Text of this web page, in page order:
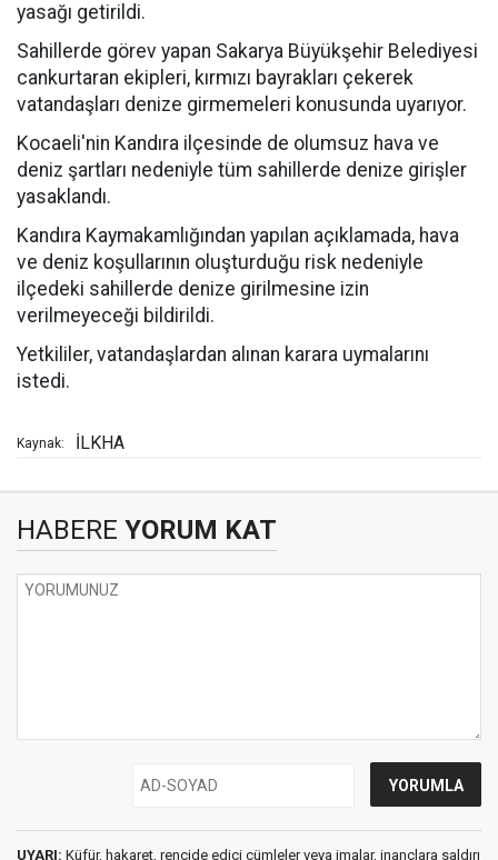
yasağı getirildi.
Sahillerde görev yapan Sakarya Büyükşehir Belediyesi
cankurtaran ekipleri, kırmızı bayrakları çekerek
vatandaşları denize girmemeleri konusunda uyarıyor.
Kocaeli'nin Kandıra ilçesinde de olumsuz hava ve
deniz şartları nedeniyle tüm sahillerde denize girişler
yasaklandı.
Kandıra Kaymakamlığından yapılan açıklamada, hava
ve deniz koşullarının oluşturduğu risk nedeniyle
ilçedeki sahillerde denize girilmesine izin
verilmeyeceği bildirildi.
Yetkililer, vatandaşlardan alınan karara uymalarını
istedi.
Kaynak: İLKHA
HABERE YORUM KAT
UYARI: Küfür, hakaret, rencide edici cümleler veya imalar, inançlara saldırı